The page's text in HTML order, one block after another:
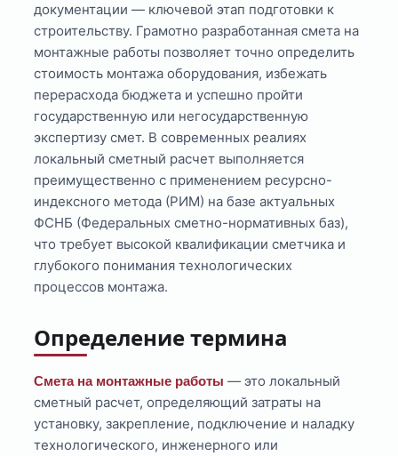
документации — ключевой этап подготовки к
строительству. Грамотно разработанная смета на
монтажные работы позволяет точно определить
стоимость монтажа оборудования, избежать
перерасхода бюджета и успешно пройти
государственную или негосударственную
экспертизу смет. В современных реалиях
локальный сметный расчет выполняется
преимущественно с применением ресурсно-
индексного метода (РИМ) на базе актуальных
ФСНБ (Федеральных сметно-нормативных баз),
что требует высокой квалификации сметчика и
глубокого понимания технологических
процессов монтажа.
Определение термина
Смета на монтажные работы — это локальный
сметный расчет, определяющий затраты на
установку, закрепление, подключение и наладку
технологического, инженерного или